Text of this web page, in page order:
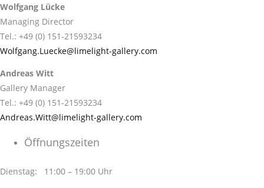
Wolfgang Lücke
Managing Director
Tel.: +49 (0) 151-21593234
Wolfgang.Luecke@limelight-gallery.com
Andreas Witt
Gallery Manager
Tel.: +49 (0) 151-21593234
Andreas.Witt@limelight-gallery.com
Öffnungszeiten
Dienstag: 11:00 – 19:00 Uhr